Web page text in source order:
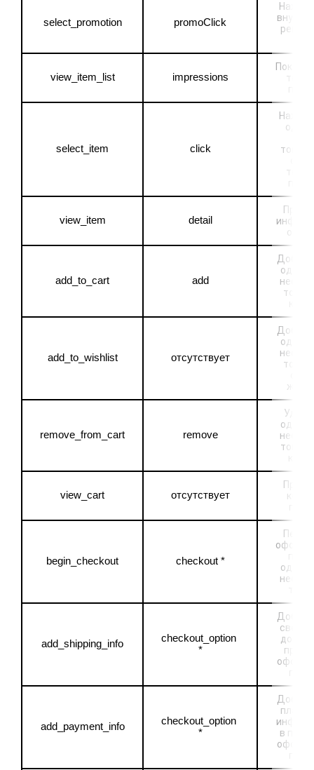
select_promotion promoClick
view_item_list impressions
Показ
select_item click
один
view_item detail
о
add_to_cart add
add_to_wishlist отсутствует
remove_from_cart remove
view_cart отсутствует
begin_checkout checkout *
add_shipping_info
checkout_option
*
add_payment_info
checkout_option
*
в